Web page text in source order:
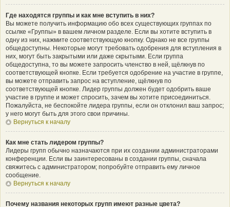
Где находятся группы и как мне вступить в них?
Вы можете получить информацию обо всех существующих группах по
ссылке «Группы» в вашем личном разделе. Если вы хотите вступить в
одну из них, нажмите соответствующую кнопку. Однако не все группы
общедоступны. Некоторые могут требовать одобрения для вступления в
них, могут быть закрытыми или даже скрытыми. Если группа
общедоступна, то вы можете запросить членство в ней, щёлкнув по
соответствующей кнопке. Если требуется одобрение на участие в группе,
вы можете отправить запрос на вступление, щёлкнув по
соответствующей кнопке. Лидер группы должен будет одобрить ваше
участие в группе и может спросить, зачем вы хотите присоединиться.
Пожалуйста, не беспокойте лидера группы, если он отклонил ваш запрос;
у него могут быть для этого свои причины.
Вернуться к началу
Как мне стать лидером группы?
Лидеры групп обычно назначаются при их создании администраторами
конференции. Если вы заинтересованы в создании группы, сначала
свяжитесь с администратором; попробуйте отправить ему личное
сообщение.
Вернуться к началу
Почему названия некоторых групп имеют разные цвета?